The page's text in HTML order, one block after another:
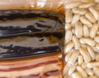
ASTURIANOS
PATÉS Y PLATOS